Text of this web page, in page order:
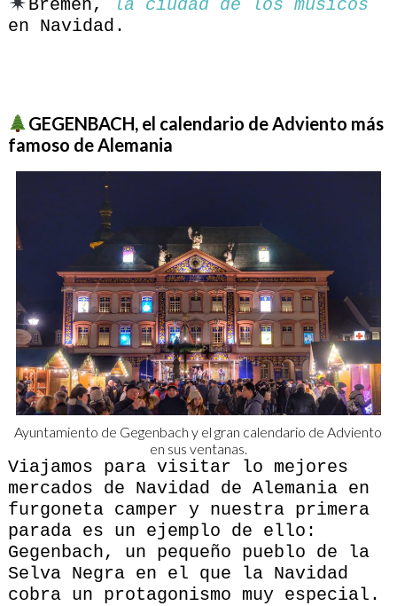
Bremen,
la ciudad de los músicos
en Navidad.
GEGENBACH, el calendario de Adviento más
famoso de Alemania
Ayuntamiento de Gegenbach y el gran calendario de Adviento
en sus ventanas.
Viajamos para visitar lo mejores
mercados de Navidad de Alemania en
furgoneta camper y nuestra primera
parada es un ejemplo de ello:
Gegenbach, un pequeño pueblo de la
Selva Negra en el que la Navidad
cobra un protagonismo muy especial.